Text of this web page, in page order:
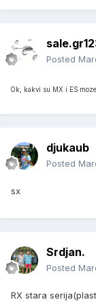
Posted
Ok, kakvi su MX i ES
djukaub
Posted
sx
Srdjan.
Posted
RX stara